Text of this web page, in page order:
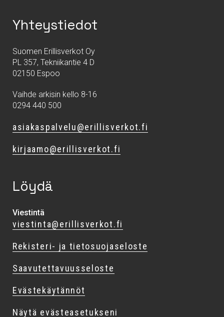
Yhteystiedot
Suomen Erillisverkot Oy
PL 357, Tekniikantie 4 D
02150 Espoo
Vaihde arkisin kello 8-16
0294 440 500
asiakaspalvelu@erillisverkot.fi
kirjaamo@erillisverkot.fi
Löydä
Viestintä
viestinta@erillisverkot.fi
Rekisteri- ja tietosuojaseloste
Saavutettavuusseloste
Evästekäytännöt
Näytä evästeasetukseni